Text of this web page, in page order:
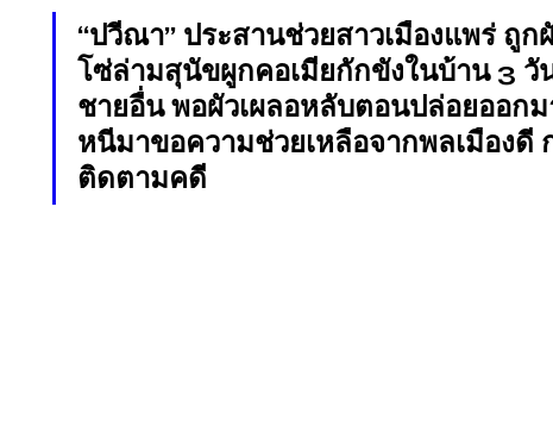
“ปวีณา” ประสานช่วยสาวเมืองแพร่ ถู
โซ่ล่ามสุนัขผูกคอเมียกักขังในบ้าน 3 วั
ชายอื่น พอผัวเผลอหลับตอนปล่อยออก
หนีมาขอความช่วยเหลือจากพลเมือง
ติดตามคดี